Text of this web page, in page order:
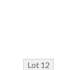
Lot 12